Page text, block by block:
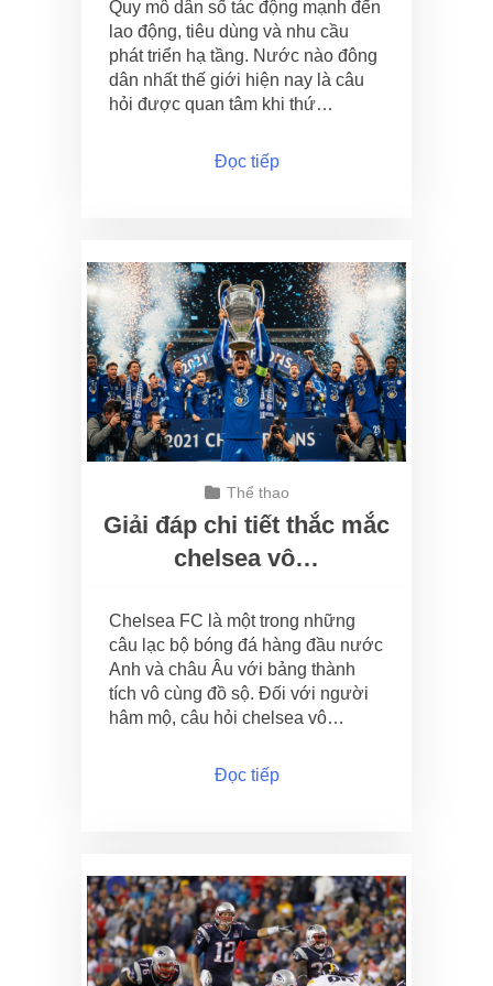
Quy mô dân số tác động mạnh đến
lao động, tiêu dùng và nhu cầu
phát triển hạ tầng. Nước nào đông
dân nhất thế giới hiện nay là câu
hỏi được quan tâm khi thứ…
Đọc tiếp
Thể thao
Giải đáp chi tiết thắc mắc
chelsea vô…
Chelsea FC là một trong những
câu lạc bộ bóng đá hàng đầu nước
Anh và châu Âu với bảng thành
tích vô cùng đồ sộ. Đối với người
hâm mộ, câu hỏi chelsea vô…
Đọc tiếp